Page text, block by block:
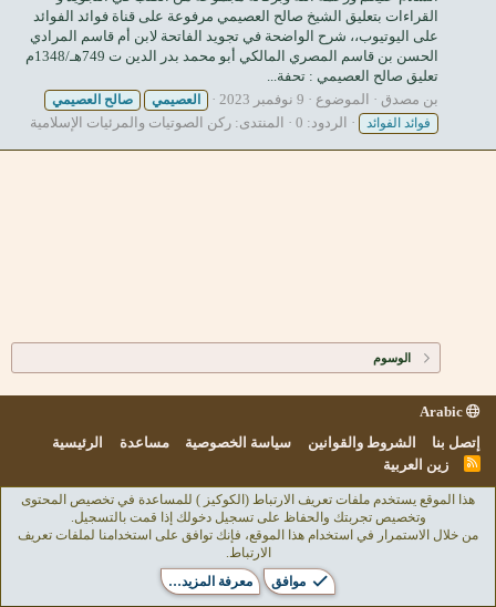
القراءات بتعليق الشيخ صالح العصيمي مرفوعة على قناة فوائد الفوائد
على اليوتيوب،، شرح الواضحة في تجويد الفاتحة لابن أم قاسم المرادي
الحسن بن قاسم المصري المالكي أبو محمد بدر الدين ت 749هـ/1348م
تعليق صالح العصيمي : تحفة...
بن مصدق
الموضوع 9 نوفمبر 2023 العصيمي صالح العصيمي
فوائد الفوائد
الردود: 0 المنتدى: ركن الصوتيات والمرئيات الإسلامية
الوسوم
إتصل بنا
الشروط والقوانين سياسة الخصوصية مساعدة الرئيسية
R
زين العربية
هذا الموقع يستخدم ملفات تعريف الارتباط (الكوكيز ) للمساعدة في تخصيص المحتوى
وتخصيص تجربتك والحفاظ على تسجيل دخولك إذا قمت بالتسجيل.
من خلال الاستمرار في استخدام هذا الموقع، فإنك توافق على استخدامنا لملفات تعريف
الارتباط.
موافق
معرفة المزيد…